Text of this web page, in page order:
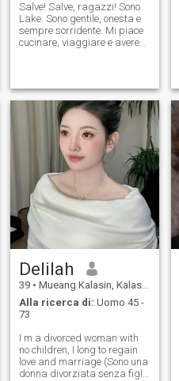
Salve! Salve, ragazzi! Sono
Lake. Sono gentile, onesta e
sempre sorridente. Mi piace
cucinare, viaggiare e avere
comprensione e dalla cura
reciproca. Cerco una
persona sincera che sia
pronta per qualcosa di reale.
Se sei quel tipo di persona,
non essere timido a salutare.
Delilah
39 • Mueang Kalasin, Kalasin, Thailandia
Alla ricerca di: Uomo 45 -
73
I m a divorced woman with
no children, I long to regain
love and marriage (Sono una
donna divorziata senza figli,